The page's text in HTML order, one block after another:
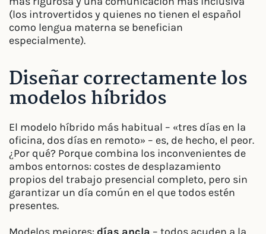
(los introvertidos y quienes no tienen el español
como lengua materna se benefician
especialmente).
Diseñar correctamente los
modelos híbridos
El modelo híbrido más habitual – «tres días en la
oficina, dos días en remoto» – es, de hecho, el peor.
¿Por qué? Porque combina los inconvenientes de
ambos entornos: costes de desplazamiento
propios del trabajo presencial completo, pero sin
garantizar un día común en el que todos estén
presentes.